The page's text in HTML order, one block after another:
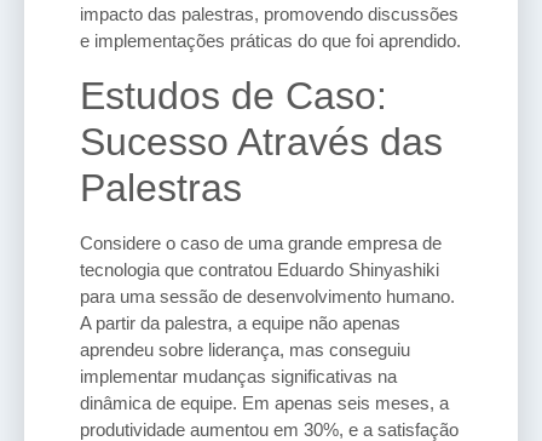
impacto das palestras, promovendo discussões
e implementações práticas do que foi aprendido.
Estudos de Caso:
Sucesso Através das
Palestras
Considere o caso de uma grande empresa de
tecnologia que contratou Eduardo Shinyashiki
para uma sessão de desenvolvimento humano.
A partir da palestra, a equipe não apenas
aprendeu sobre liderança, mas conseguiu
implementar mudanças significativas na
dinâmica de equipe. Em apenas seis meses, a
produtividade aumentou em 30%, e a satisfação